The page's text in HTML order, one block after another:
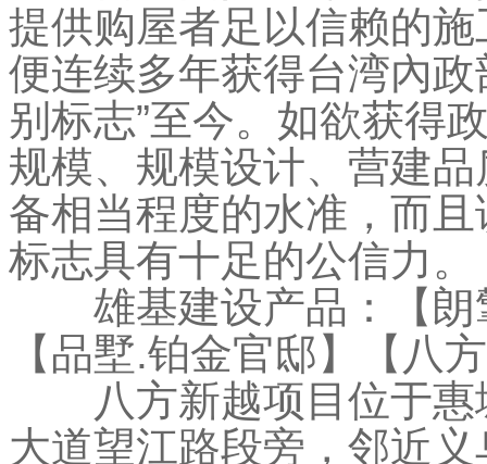
提供购屋者足以信赖的
便连续多年获得台湾內
别标志”至今。如欲获得
规模、规模设计、营建
备相当程度的水准，而
标志具有十足的公信力。
雄基建设产品：【朗
【品墅.铂金官邸】【八
八方新越项目位于惠
大道望江路段旁，邻近